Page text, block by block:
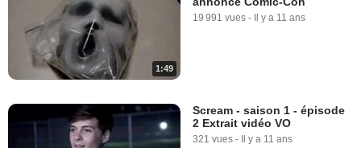
1:49
19 991 vues - Il y a 11 ans
Scream - saison 1 - épisode
2 Extrait vidéo VO
321 vues - Il y a 11 ans